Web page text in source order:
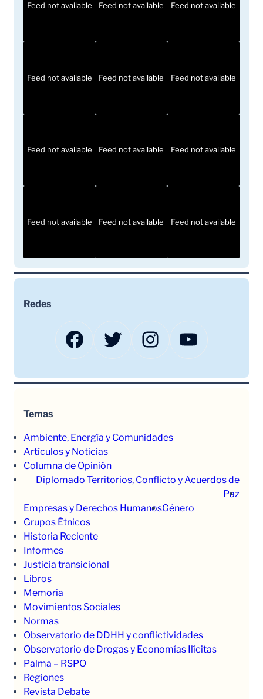
Feed not available Feed not available Feed not available
Feed not available Feed not available Feed not available
Feed not available Feed not available Feed not available
Feed not available Feed not available Feed not available
Redes
Facebook Twitter Instagram YouTube
Temas
Ambiente, Energía y Comunidades
Artículos y Noticias
Columna de Opinión
Diplomado Territorios, Conflicto y Acuerdos de
Paz
Empresas y Derechos HumanosGénero
Grupos Étnicos
Historia Reciente
Informes
Justicia transicional
Libros
Memoria
Movimientos Sociales
Normas
Observatorio de DDHH y conflictividades
Observatorio de Drogas y Economías Ilícitas
Palma – RSPO
Regiones
Revista Debate